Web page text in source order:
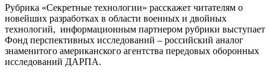
Рубрика «Секретные технологии» расскажет читателям о
новейших разработках в области военных и двойных
технологий, информационным партнером рубрики выступает
Фонд перспективных исследований – российский аналог
знаменитого американского агентства передовых оборонных
исследований ДАРПА.